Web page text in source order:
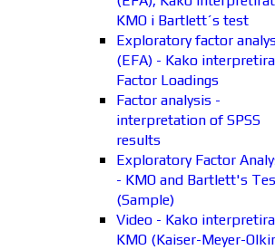
KMO i Bartlett´s test
Exploratory factor
(EFA) - Kako
Factor Loadings
Factor analysis -
interpretation of SPSS
results
Exploratory Factor
- KMO and Bartlett's
(Sample)
Video - Kako
KMO (Kaiser-Meyer-